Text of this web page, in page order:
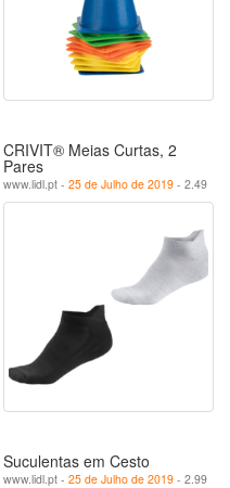
CRIVIT® Meias Curtas, 2
Pares
www.lidl.pt - 25 de Julho de 2019 - 2.49
Suculentas em Cesto
www.lidl.pt - 25 de Julho de 2019 - 2.99